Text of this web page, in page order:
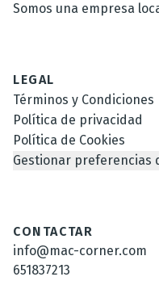
Somos una empresa
LEGAL
Términos y Condiciones
Política de privacidad
Política de Cookies
Gestionar preferencias
CONTACTAR
info@mac-corner.com
651837213